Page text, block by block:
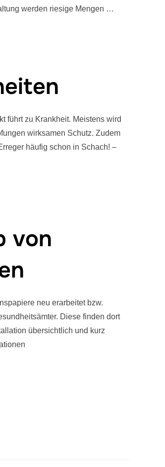
werden riesige Mengen …
führt zu Krankheit. Meistens wird
wirksamen Schutz. Zudem
häufig schon in Schach! –
von
neu erarbeitet bzw.
Diese finden dort
übersichtlich und kurz